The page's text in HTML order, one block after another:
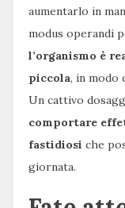
aumentarlo in
modus operandi
l’organismo è
piccola, in modo
Un cattivo
comportare
fastidiosi che
giornata.